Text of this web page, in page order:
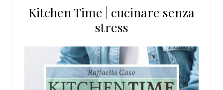
sito
Kitchen Time | cucinare senza
stress